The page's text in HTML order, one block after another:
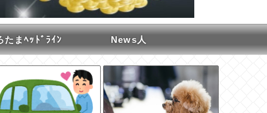
たまﾍｯﾄﾞﾗｲﾝ News人